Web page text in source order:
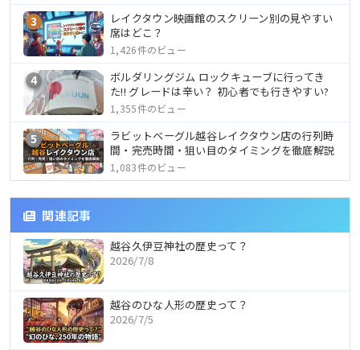
3
レイクタウン映画館のスクリーン別の見やすい
席はどこ？
1,426件のビュー
4
ボルダリングジム ロックキューブに行ってき
た!! グレードは辛い？ 初心者でも行きやすい?
1,355件のビュー
5
ラビットベーグル越谷レイクタウン店の行列時
間・完売時間・狙い目のタイミングを徹底解説
1,083件のビュー
関連記事
越谷久伊豆神社の歴史って？
2026/7/8
越谷のひな人形の歴史って？
2026/7/5